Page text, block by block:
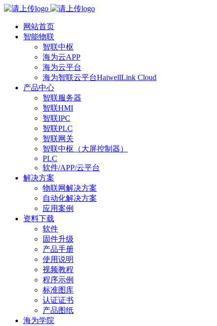
网站首页
智能物联
智联中枢
海为云APP
海为云平台
海为智联云平台HaiwellLink Cloud
产品中心
智联服务器
智联HMI
智联IPC
智联PLC
智联网关
智联中枢（大屏控制器）
PLC
软件/APP/云平台
解决方案
物联网解决方案
自动化解决方案
应用案例
资料下载
软件
固件升级
产品手册
使用说明
视频教程
程序示例
标准图库
认证证书
产品图纸
海为学院